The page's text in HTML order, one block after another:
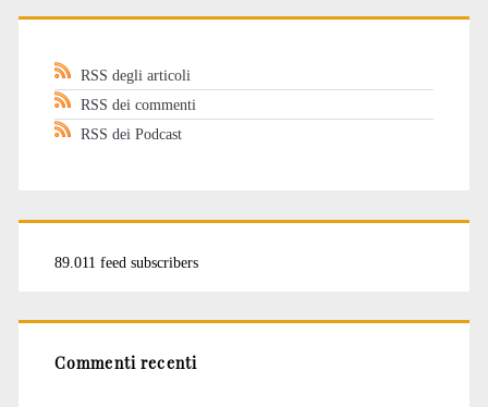
RSS degli articoli
RSS dei commenti
RSS dei Podcast
89.011 feed subscribers
Commenti recenti